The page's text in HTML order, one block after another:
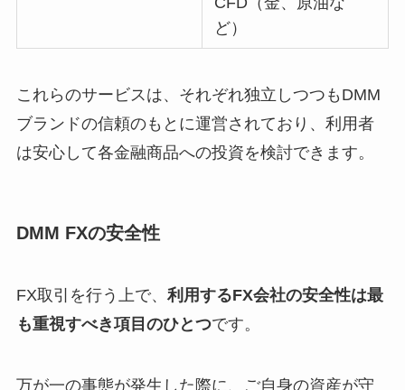
ど）
これらのサービスは、それぞれ独立しつつもDMM
ブランドの信頼のもとに運営されており、利用者
は安心して各金融商品への投資を検討できます。
DMM FXの安全性
FX取引を行う上で、 利用するFX会社の安全性は最
も重視すべき項目のひとつです。
万が一の事態が発生した際に、ご自身の資産が守